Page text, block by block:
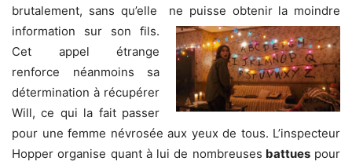
brutalement, sans qu’elle ne puisse obtenir la moindre
information sur son fils.
Cet appel étrange
renforce néanmoins sa
détermination à récupérer
Will, ce qui la fait passer
pour une femme névrosée aux yeux de tous. L’inspecteur
Hopper organise quant à lui de nombreuses battuespour